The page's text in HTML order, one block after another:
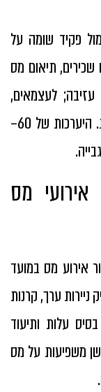
פקיד שומה על
תיאום מס
לעצמאים,
עדכון מקדמות מותאם לתיק לקוח ולעונתיות. היערכות של 60–
אירועי מס
אירוע מס במועד
ערך, קרנות
עלות ותיעוד
משפיעות על מס